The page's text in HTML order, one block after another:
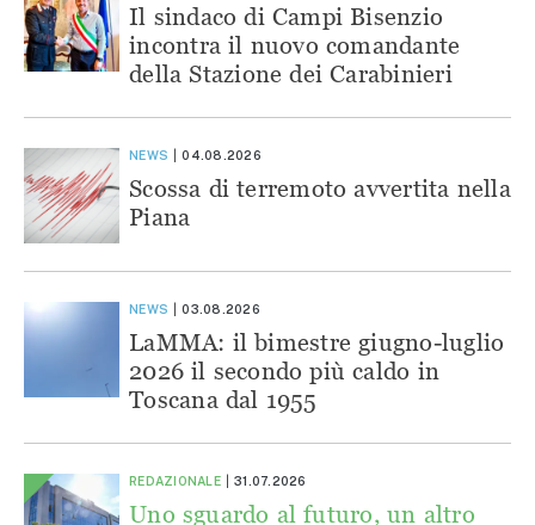
Il sindaco di Campi Bisenzio
incontra il nuovo comandante
della Stazione dei Carabinieri
NEWS 04.08.2026
Scossa di terremoto avvertita nella
Piana
NEWS 03.08.2026
LaMMA: il bimestre giugno-luglio
2026 il secondo più caldo in
Toscana dal 1955
REDAZIONALE 31.07.2026
Uno sguardo al futuro, un altro